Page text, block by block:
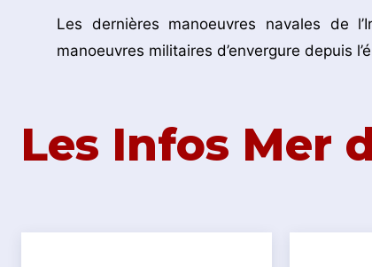
Les dernières manoeuvres navales de
manoeuvres militaires d’envergure depuis
Les Infos Mer